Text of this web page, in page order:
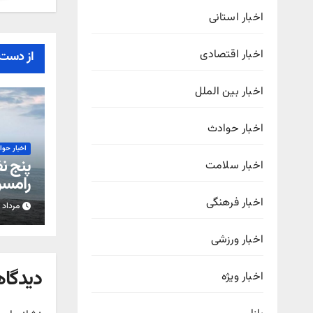
اخبار استانی
اخبار اقتصادی
اخبار بین الملل
اخبار حوادث
اخبار سلامت
اخبار فرهنگی
اخبار ورزشی
اخبار ویژه
از
اخبار
پنج
مرداد ۱۴, ۱۴۰۵